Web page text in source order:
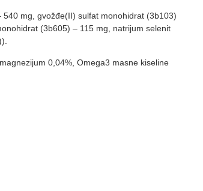
mg, gvožđe(II) sulfat monohidrat (3b103)
(3b605) – 115 mg, natrijum selenit
0,04%, Omega3 masne kiseline